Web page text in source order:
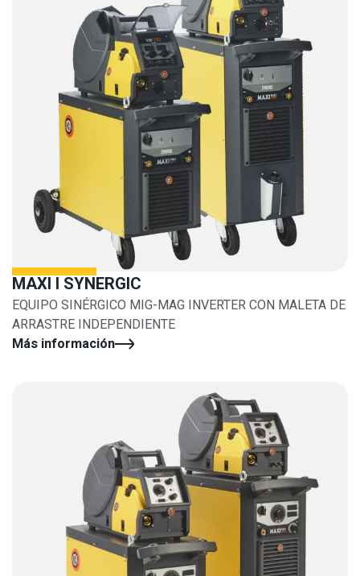
MAXI I SYNERGIC
EQUIPO SINÉRGICO MIG-MAG INVERTER CON MALETA DE
ARRASTRE INDEPENDIENTE
Más información